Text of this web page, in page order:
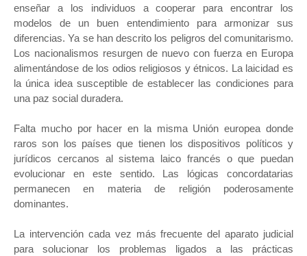
enseñar a los individuos a cooperar para encontrar los
modelos de un buen entendimiento para armonizar sus
diferencias. Ya se han descrito los peligros del comunitarismo.
Los nacionalismos resurgen de nuevo con fuerza en Europa
alimentándose de los odios religiosos y étnicos. La laicidad es
la única idea susceptible de establecer las condiciones para
una paz social duradera.
Falta mucho por hacer en la misma Unión europea donde
raros son los países que tienen los dispositivos políticos y
jurídicos cercanos al sistema laico francés o que puedan
evolucionar en este sentido. Las lógicas concordatarias
permanecen en materia de religión poderosamente
dominantes.
La intervención cada vez más frecuente del aparato judicial
para solucionar los problemas ligados a las prácticas